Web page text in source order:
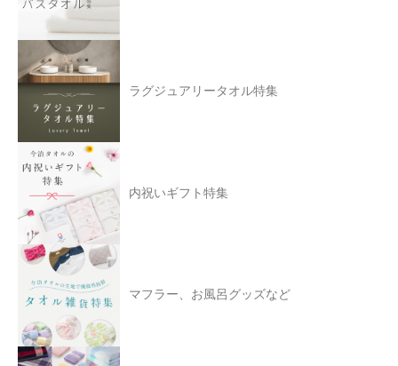
ラグジュアリータオル特集
内祝いギフト特集
マフラー、お風呂グッズなど